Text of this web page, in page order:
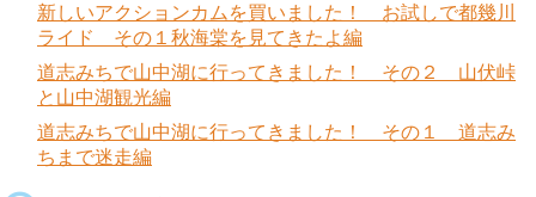
新しいアクションカムを買いました！ お試しで都幾川
ライド その１秋海棠を見てきたよ編
道志みちで山中湖に行ってきました！ その２ 山伏峠
と山中湖観光編
道志みちで山中湖に行ってきました！ その１ 道志み
ちまで迷走編